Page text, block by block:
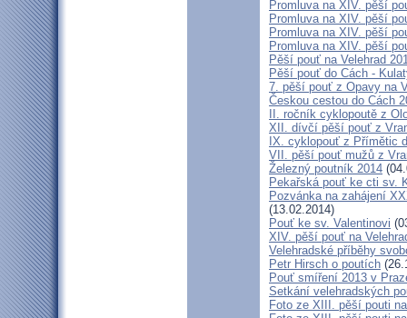
Promluva na XIV. pěší
Promluva na XIV. pěší
Promluva na XIV. pěší
Promluva na XIV. pěší
Pěší pouť na Velehrad
Pěší pouť do Cách -
7. pěší pouť z Opavy na
Českou cestou do Cách
II. ročník cyklopoutě z
XII. dívčí pěší pouť z
IX. cyklopouť z Přímětic
VII. pěší pouť mužů z
Železný poutník 2014
Pekařská pouť ke cti sv.
Pozvánka na zahájení
(13.02.2014)
Pouť ke sv. Valentinovi
XIV. pěší pouť na
Velehradské příběhy
Petr Hirsch o poutích
Pouť smíření 2013 v
Setkání velehradských
Foto ze XIII. pěší pouti